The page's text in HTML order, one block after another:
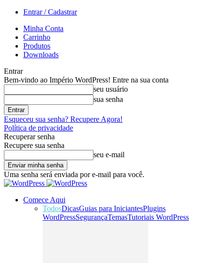
Entrar / Cadastrar
Minha Conta
Carrinho
Produtos
Downloads
Entrar
Bem-vindo ao Império WordPress! Entre na sua conta
seu usuário
sua senha
Esqueceu sua senha? Recupere Agora!
Política de privacidade
Recuperar senha
Recupere sua senha
seu e-mail
Uma senha será enviada por e-mail para você.
Comece Aqui
TodosDicasGuias para IniciantesPlugins
WordPressSegurançaTemasTutoriais WordPress